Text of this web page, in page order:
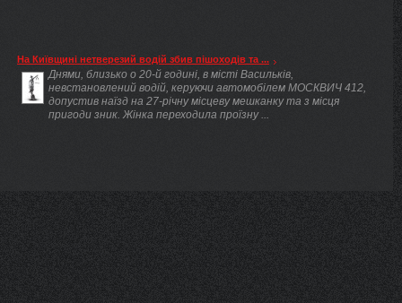
На Київщині нетверезий водій збив пішоходів та ...
Днями, близько о 20-й годині, в місті Васильків,
невстановлений водій, керуючи автомобілем МОСКВИЧ 412,
допустив наїзд на 27-річну місцеву мешканку та з місця
пригоди зник. Жінка переходила проїзну ...